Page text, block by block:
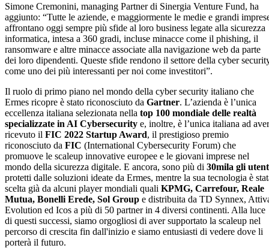
Simone Cremonini, managing Partner di Sinergia Venture Fund, ha
aggiunto: “Tutte le aziende, e maggiormente le medie e grandi
affrontano oggi sempre più sfide al loro business legate alla sicurezza
informatica, intesa a 360 gradi, incluse minacce come il phishing, il
ransomware e altre minacce associate alla navigazione web da parte
dei loro dipendenti. Queste sfide rendono il settore della cyber
come uno dei più interessanti per noi come investitori”.
Il ruolo di primo piano nel mondo della cyber security italiano che
Ermes ricopre è stato riconosciuto da Gartner. L’azienda è l’unica
eccellenza italiana selezionata nella top 100 mondiale delle realtà
specializzate in AI Cybersecurity e, inoltre, è l’unica italiana ad aver
ricevuto il FIC 2022 Startup Award, il prestigioso premio
riconosciuto da FIC (International Cybersecurity Forum) che
promuove le scaleup innovative europee e le giovani imprese nel
mondo della sicurezza digitale. E ancora, sono più di 30mila gli
protetti dalle soluzioni ideate da Ermes, mentre la sua tecnologia è
scelta già da alcuni player mondiali quali KPMG, Carrefour, Reale
Mutua, Bonelli Erede, Sol Group e distribuita da TD Synnex,
Evolution ed Icos a più di 50 partner in 4 diversi continenti. Alla luce
di questi successi, siamo orgogliosi di aver supportato la scaleup nel
percorso di crescita fin dall'inizio e siamo entusiasti di vedere dove li
porterà il futuro.